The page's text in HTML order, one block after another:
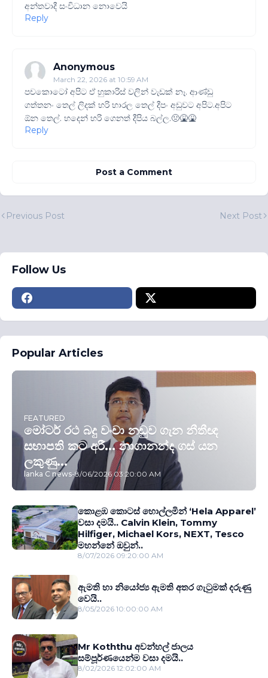
අන්තවාදී සංවිධාන නොවෙයි
Reply
Anonymous
March 22, 2026 at 10:59 AM
පචකොටෝ අපිට ඒ හුකාරිස් වලින් වැඩක් නෑ. ආණ්ඩු
ගත්තනං තෙල් ලිදක් හරි හාරල තෙල් දීපං අඩුවට අපිට.අපිට
ඕන තෙල්. හදෙන් හරි ගෙනත් දීපිය බල්ල.🤢🤮🤮
Reply
Post a Comment
Previous Post Next Post
Follow Us
Popular Articles
FEATURED
මෝටර් රථ බදු වංචා නඩුව ගැන නීතීඥ
සභාපති කට අරී... නාගානන්ද ගස් යන
ලකුණු...
lanka C news-8/06/2026 03:20:00 AM
කොළඹ කොටස් හොල්ලමින් ‘Hela Apparel’
වසා දමයි.. Calvin Klein, Tommy
Hilfiger, Michael Kors, NEXT, Tesco
මහන්නේ ඔවුන්..
8/07/2026 09:20:00 AM
ඇමති හා නියෝජ්‍ය ඇමති අතර ගැටුමක් දරුණු
වෙයි..
8/05/2026 10:00:00 AM
Mr Koththu අවන්හල් ජාලය
සම්පූර්ණයෙන්ම වසා දමයි..
8/02/2026 12:02:00 AM